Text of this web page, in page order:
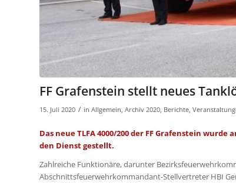
FF Grafenstein stellt neues
15. Juli 2020 / in Allgemein, Archiv 2020, Berichte,
Das neue TLFA 4000/200 der FF Grafenstein
den Dienst gestellt.
Zahlreiche Funktionäre, darunter
Abschnittsfeuerwehrkommandant-Stellvertreter HBI